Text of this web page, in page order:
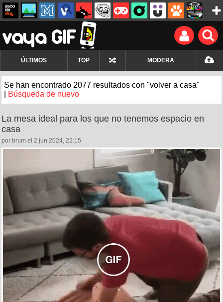
ÚLTIMOS TOP MODERA
Se han encontrado 2077 resultados con "volver a casa"
Búsqueda de nuevo
La mesa ideal para los que no tenemos espacio en
casa
por brum el 2 jun 2024, 22:15